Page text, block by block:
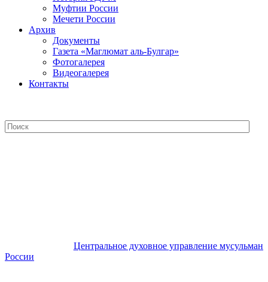
Муфтии России
Мечети России
Архив
Документы
Газета «Маглюмат аль-Булгар»
Фотогалерея
Видеогалерея
Контакты
Центральное духовное управление мусульман
России